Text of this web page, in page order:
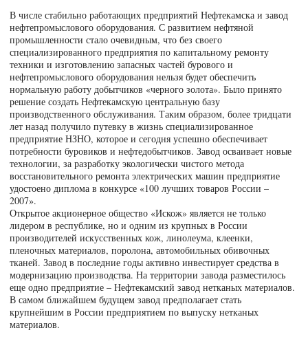
В числе стабильно работающих предприятий Нефтекамска и завод
нефтепромыслового оборудования. С развитием нефтяной
промышленности стало очевидным, что без своего
специализированного предприятия по капитальному ремонту
техники и изготовлению запасных частей бурового и
нефтепромыслового оборудования нельзя будет обеспечить
нормальную работу добытчиков «черного золота». Было принято
решение создать Нефтекамскую центральную базу
производственного обслуживания. Таким образом, более тридцати
лет назад получило путевку в жизнь специализированное
предприятие НЗНО, которое и сегодня успешно обеспечивает
потребности буровиков и нефтедобытчиков. Завод осваивает новые
технологии, за разработку экологически чистого метода
восстановительного ремонта электрических машин предприятие
удостоено диплома в конкурсе «100 лучших товаров России –
2007».
Открытое акционерное общество «Искож» является не только
лидером в республике, но и одним из крупных в России
производителей искусственных кож, линолеума, клеенки,
пленочных материалов, поролона, автомобильных обивочных
тканей. Завод в последние годы активно инвестирует средства в
модернизацию производства. На территории завода разместилось
еще одно предприятие – Нефтекамский завод нетканых материалов.
В самом ближайшем будущем завод предполагает стать
крупнейшим в России предприятием по выпуску нетканых
материалов.